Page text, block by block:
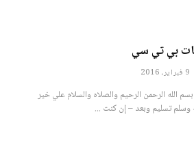
بي تي سي
9 فبراير، 2016
الله الرحمن الرحيم والصلاه والسلام علي خير
وسلم تسليم وبعد – إن كنت ...